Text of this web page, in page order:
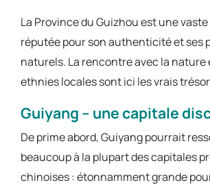
La Province du Guizhou est une
réputée pour son authenticité et ses
naturels. La rencontre avec la nature
ethnies locales sont ici les vrais
Guiyang – une capitale
De prime abord, Guiyang pourrait
beaucoup à la plupart des capitales
chinoises : étonnamment grande